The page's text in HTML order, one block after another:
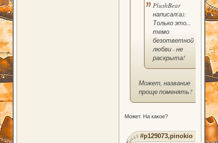
PlushBear
написал(а):
Только это...
темо
безответной
любви - не
раскрыта!
Может, название
проще поменять?
Может. На какое?
#p129073,pinokio